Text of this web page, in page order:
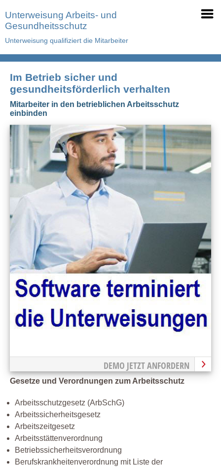
Unterweisung Arbeits- und
Gesundheitsschutz
Unterweisung qualifiziert die Mitarbeiter
Im Betrieb sicher und
gesundheitsförderlich verhalten
Mitarbeiter in den betrieblichen Arbeitsschutz
einbinden
DEMO JETZT ANFORDERN
Gesetze und Verordnungen zum Arbeitsschutz
Arbeitsschutzgesetz (ArbSchG)
Arbeitssicherheitsgesetz
Arbeitszeitgesetz
Arbeitsstättenverordnung
Betriebssicherheitsverordnung
Berufskrankheitenverordnung mit Liste der